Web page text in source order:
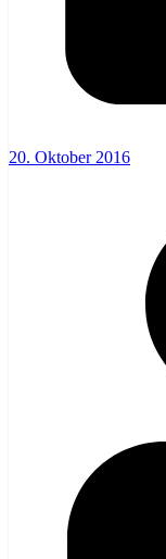
20. Oktober 2016